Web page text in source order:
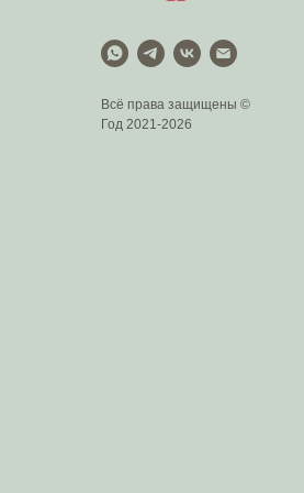
Всё права защищены ©
Год 2021-2026